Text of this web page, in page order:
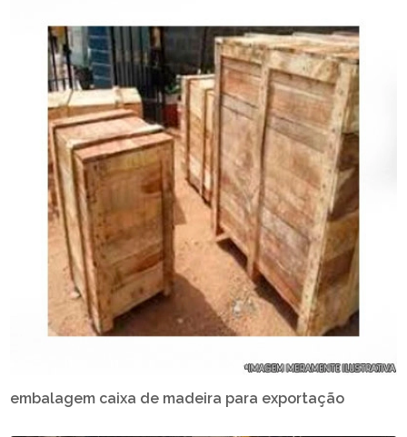
embalagem caixa de madeira para exportação